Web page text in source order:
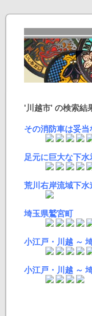
'川越市' の検索結
その消防車は妥
足元に巨大な下
荒川右岸流域下水
埼玉県鷲宮町
小江戸・川越 ～
小江戸・川越 ～